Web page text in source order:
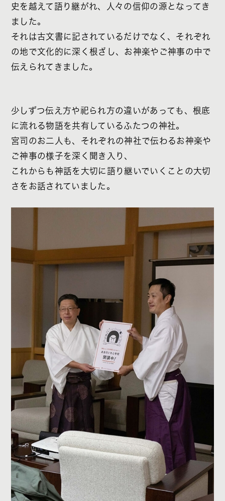
史を越えて語り継がれ、人々の信仰の源となってき
ました。
それは古文書に記されているだけでなく、それぞれ
の地で文化的に深く根ざし、お神楽やご神事の中で
伝えられてきました。
少しずつ伝え方や祀られ方の違いがあっても、根底
に流れる物語を共有しているふたつの神社。
宮司のお二人も、それぞれの神社で伝わるお神楽や
ご神事の様子を深く聞き入り、
これからも神話を大切に語り継いでいくことの大切
さをお話されていました。